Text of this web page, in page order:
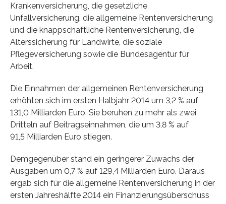
Krankenversicherung, die gesetzliche
Unfallversicherung, die allgemeine Rentenversicherung
und die knappschaftliche Rentenversicherung, die
Alterssicherung für Landwirte, die soziale
Pflegeversicherung sowie die Bundesagentur für
Arbeit.
Die Einnahmen der allgemeinen Rentenversicherung
erhöhten sich im ersten Halbjahr 2014 um 3,2 % auf
131,0 Milliarden Euro. Sie beruhen zu mehr als zwei
Dritteln auf Beitragseinnahmen, die um 3,8 % auf
91,5 Milliarden Euro stiegen.
Demgegenüber stand ein geringerer Zuwachs der
Ausgaben um 0,7 % auf 129,4 Milliarden Euro. Daraus
ergab sich für die allgemeine Rentenversicherung in der
ersten Jahreshälfte 2014 ein Finanzierungsüberschuss